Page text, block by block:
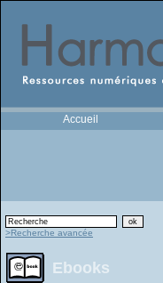
Accueil
>Recherche avancée
Ebooks